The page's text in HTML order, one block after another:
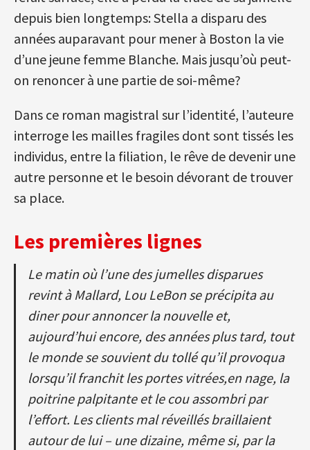
depuis bien longtemps: Stella a disparu des
années auparavant pour mener à Boston la vie
d’une jeune femme Blanche. Mais jusqu’où peut-
on renoncer à une partie de soi-même?
Dans ce roman magistral sur l’identité, l’auteure
interroge les mailles fragiles dont sont tissés les
individus, entre la filiation, le rêve de devenir une
autre personne et le besoin dévorant de trouver
sa place.
Les premières lignes
Le matin où l’une des jumelles disparues
revint à Mallard, Lou LeBon se précipita au
dinerpour annoncer la nouvelle et,
aujourd’hui encore, des années plus tard, tout
le monde se souvient du tollé qu’il provoqua
lorsqu’il franchit les portes vitrées,en nage, la
poitrine palpitante et le cou assombri par
l’effort. Les clients mal réveillés braillaient
autour de lui – une dizaine, même si, par la